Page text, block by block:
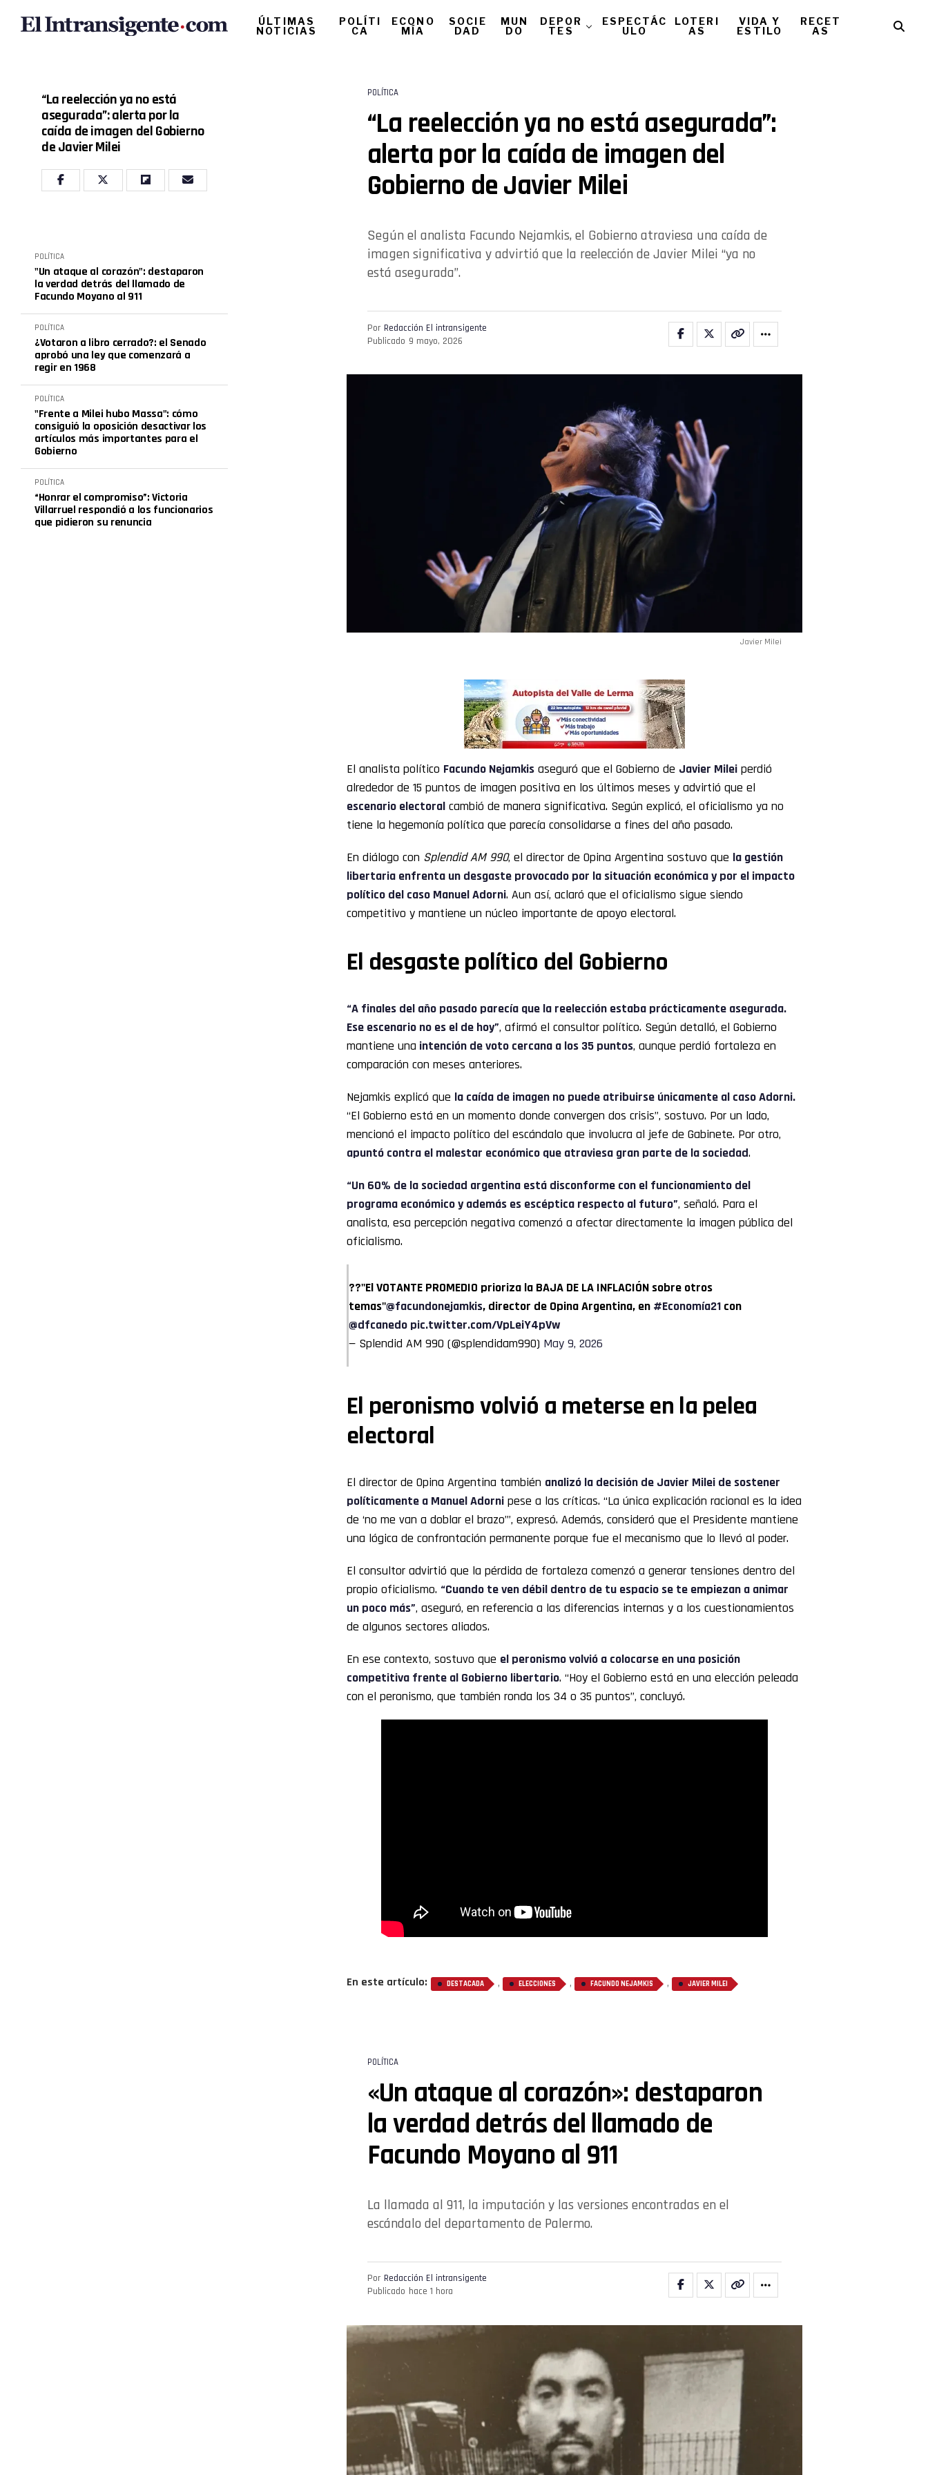
ÚLTIMAS
NOTICIAS
POLÍTI
CA
ECONO
MÍA
SOCIE
DAD
MUN
DO
DEPOR
TES
ESPECTÁC
ULO
LOTERI
AS
VIDA Y
ESTILO
RECET
AS
“La reelección ya no está
asegurada”: alerta por la
caída de imagen del Gobierno
de Javier Milei
POLÍTICA
"Un ataque al corazón": destaparon
la verdad detrás del llamado de
Facundo Moyano al 911
POLÍTICA
¿Votaron a libro cerrado?: el Senado
aprobó una ley que comenzará a
regir en 1968
POLÍTICA
"Frente a Milei hubo Massa": cómo
consiguió la oposición desactivar los
artículos más importantes para el
Gobierno
POLÍTICA
“Honrar el compromiso”: Victoria
Villarruel respondió a los funcionarios
que pidieron su renuncia
POLÍTICA
“La reelección ya no está asegurada”:
alerta por la caída de imagen del
Gobierno de Javier Milei
Según el analista Facundo Nejamkis, el Gobierno atraviesa una caída de
imagen significativa y advirtió que la reelección de Javier Milei “ya no
está asegurada”.
Por Redacción El intransigente
Publicado 9 mayo, 2026
Javier Milei
El analista político Facundo Nejamkis aseguró que el Gobierno de Javier Milei perdió
alrededor de 15 puntos de imagen positiva en los últimos meses y advirtió que el
escenario electoral cambió de manera significativa. Según explicó, el oficialismo ya no
tiene la hegemonía política que parecía consolidarse a fines del año pasado.
En diálogo con Splendid AM 990, el director de Opina Argentina sostuvo que la gestión
libertaria enfrenta un desgaste provocado por la situación económica y por el impacto
político del caso Manuel Adorni. Aun así, aclaró que el oficialismo sigue siendo
competitivo y mantiene un núcleo importante de apoyo electoral.
El desgaste político del Gobierno
“A finales del año pasado parecía que la reelección estaba prácticamente asegurada.
Ese escenario no es el de hoy”, afirmó el consultor político. Según detalló, el Gobierno
mantiene una intención de voto cercana a los 35 puntos, aunque perdió fortaleza en
comparación con meses anteriores.
Nejamkis explicó que la caída de imagen no puede atribuirse únicamente al caso Adorni.
“El Gobierno está en un momento donde convergen dos crisis”, sostuvo. Por un lado,
mencionó el impacto político del escándalo que involucra al jefe de Gabinete. Por otro,
apuntó contra el malestar económico que atraviesa gran parte de la sociedad.
“Un 60% de la sociedad argentina está disconforme con el funcionamiento del
programa económico y además es escéptica respecto al futuro”, señaló. Para el
analista, esa percepción negativa comenzó a afectar directamente la imagen pública del
oficialismo.
??"El VOTANTE PROMEDIO prioriza la BAJA DE LA INFLACIÓN sobre otros
temas"@facundonejamkis, director de Opina Argentina, en #Economía21 con
@dfcanedo pic.twitter.com/VpLeiY4pVw
— Splendid AM 990 (@splendidam990) May 9, 2026
El peronismo volvió a meterse en la pelea
electoral
El director de Opina Argentina también analizó la decisión de Javier Milei de sostener
políticamente a Manuel Adorni pese a las críticas. “La única explicación racional es la idea
de ‘no me van a doblar el brazo’”, expresó. Además, consideró que el Presidente mantiene
una lógica de confrontación permanente porque fue el mecanismo que lo llevó al poder.
El consultor advirtió que la pérdida de fortaleza comenzó a generar tensiones dentro del
propio oficialismo. “Cuando te ven débil dentro de tu espacio se te empiezan a animar
un poco más”, aseguró, en referencia a las diferencias internas y a los cuestionamientos
de algunos sectores aliados.
En ese contexto, sostuvo que el peronismo volvió a colocarse en una posición
competitiva frente al Gobierno libertario. “Hoy el Gobierno está en una elección peleada
con el peronismo, que también ronda los 34 o 35 puntos”, concluyó.
En este artículo: DESTACADA , ELECCIONES , FACUNDO NEJAMKIS , JAVIER MILEI
POLÍTICA
«Un ataque al corazón»: destaparon
la verdad detrás del llamado de
Facundo Moyano al 911
La llamada al 911, la imputación y las versiones encontradas en el
escándalo del departamento de Palermo.
Por Redacción El intransigente
Publicado hace 1 hora